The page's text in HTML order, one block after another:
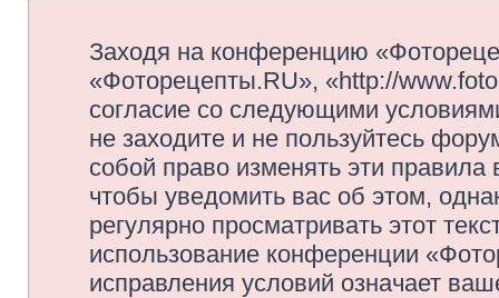
Заходя на конференцию
«Фоторецепты.RU», «http://
согласие со следующими
не заходите и не пользуйтесь
собой право изменять эти
чтобы уведомить вас об этом,
регулярно просматривать этот
использование конференции
исправления условий означает